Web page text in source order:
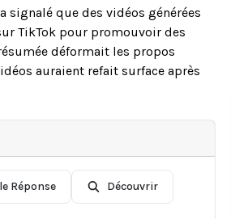
signalé que des vidéos générées
TikTok pour promouvoir des
déformait les propos
auraient refait surface après
Réponse Découvrir